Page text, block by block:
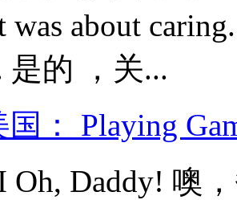
about
是的 ，关...
： Playing
Oh, Daddy! 噢